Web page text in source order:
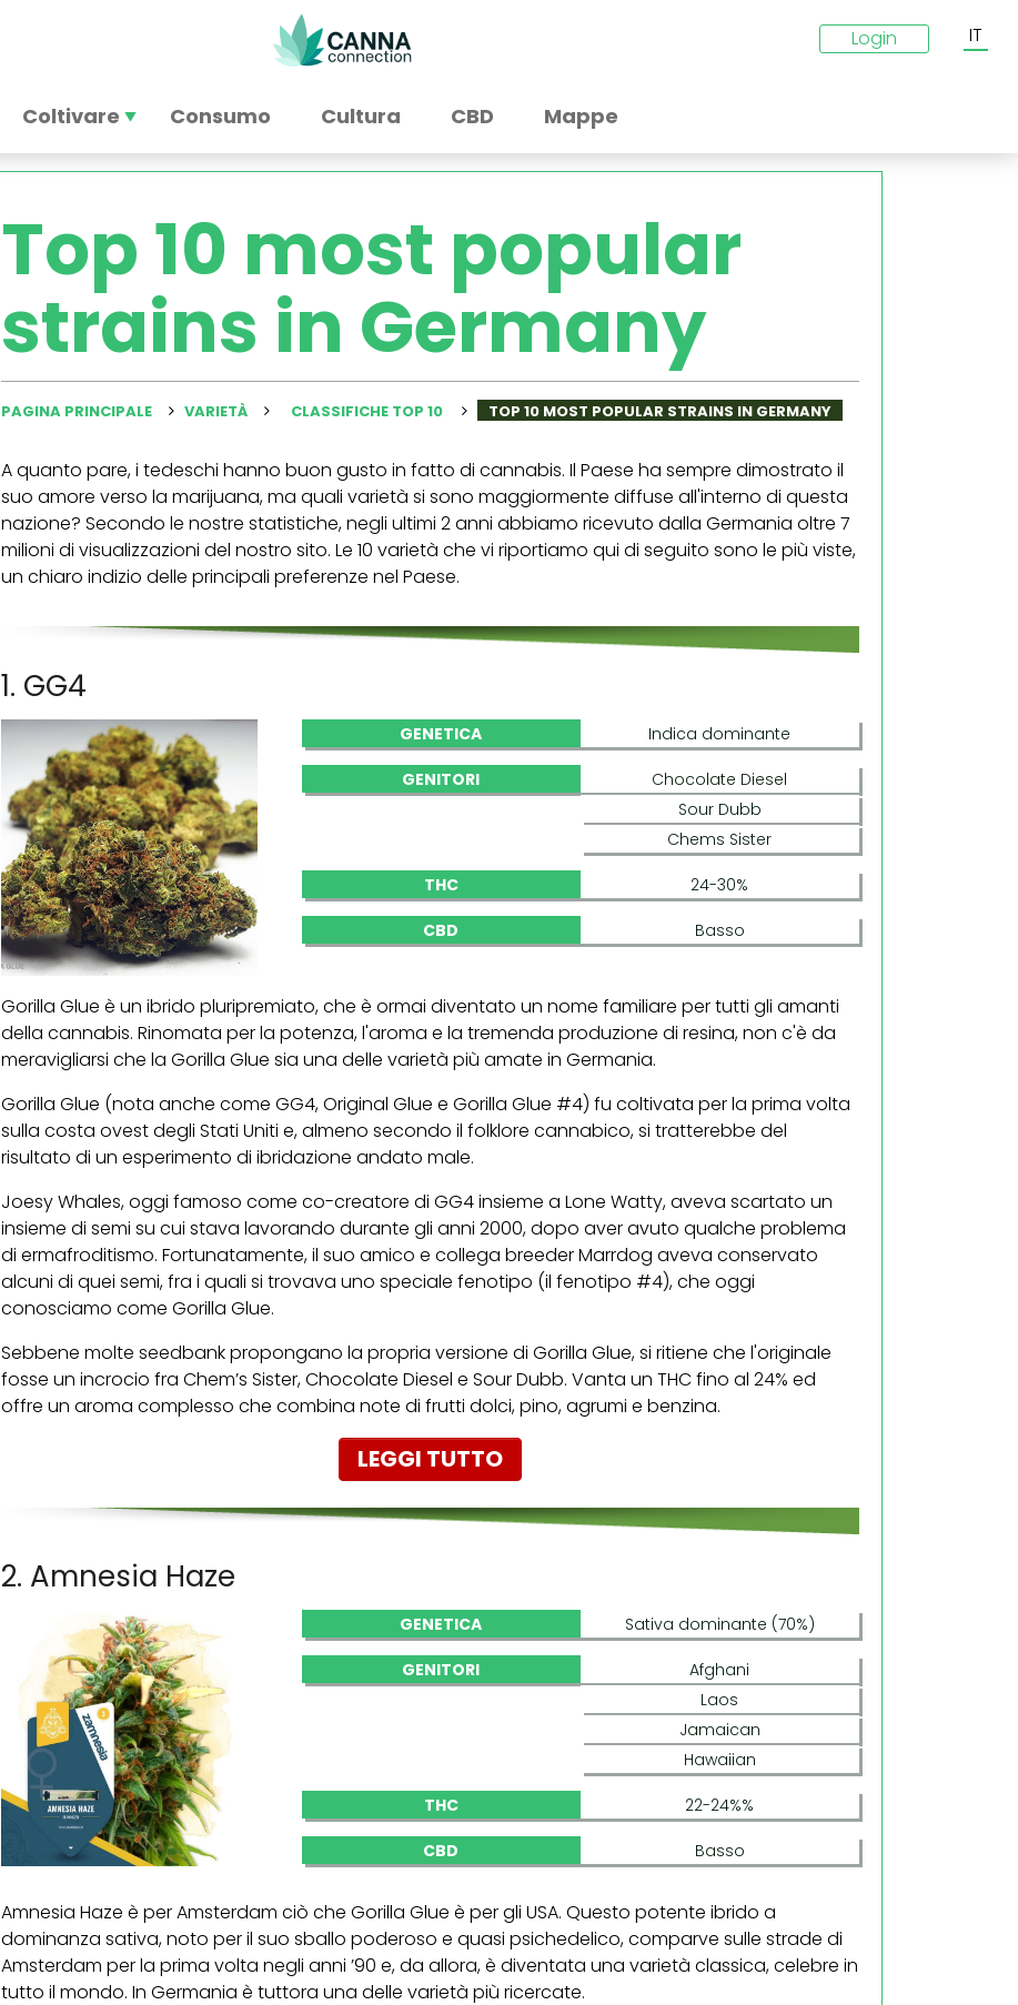
Login IT
Coltivare Consumo Cultura CBD Mappe
Top 10 most popular
strains in Germany
PAGINA PRINCIPALE VARIETÀ CLASSIFICHE TOP 10 TOP 10 MOST POPULAR STRAINS IN GERMANY
A quanto pare, i tedeschi hanno buon gusto in fatto di cannabis. Il Paese ha sempre dimostrato il
suo amore verso la marijuana, ma quali varietà si sono maggiormente diffuse all'interno di questa
nazione? Secondo le nostre statistiche, negli ultimi 2 anni abbiamo ricevuto dalla Germania oltre 7
milioni di visualizzazioni del nostro sito. Le 10 varietà che vi riportiamo qui di seguito sono le più viste,
un chiaro indizio delle principali preferenze nel Paese.
1. GG4
GENETICA Indica dominante
GENITORI
Chocolate Diesel
Sour Dubb
Chems Sister
THC 24-30%
CBD Basso
Gorilla Glue è un ibrido pluripremiato, che è ormai diventato un nome familiare per tutti gli amanti
della cannabis. Rinomata per la potenza, l'aroma e la tremenda produzione di resina, non c'è da
meravigliarsi che la Gorilla Glue sia una delle varietà più amate in Germania.
Gorilla Glue (nota anche come GG4, Original Glue e Gorilla Glue #4) fu coltivata per la prima volta
sulla costa ovest degli Stati Uniti e, almeno secondo il folklore cannabico, si tratterebbe del
risultato di un esperimento di ibridazione andato male.
Joesy Whales, oggi famoso come co-creatore di GG4 insieme a Lone Watty, aveva scartato un
insieme di semi su cui stava lavorando durante gli anni 2000, dopo aver avuto qualche problema
di ermafroditismo. Fortunatamente, il suo amico e collega breeder Marrdog aveva conservato
alcuni di quei semi, fra i quali si trovava uno speciale fenotipo (il fenotipo #4), che oggi
conosciamo come Gorilla Glue.
Sebbene molte seedbank propongano la propria versione di Gorilla Glue, si ritiene che l'originale
fosse un incrocio fra Chem’s Sister, Chocolate Diesel e Sour Dubb. Vanta un THC fino al 24% ed
offre un aroma complesso che combina note di frutti dolci, pino, agrumi e benzina.
LEGGI TUTTO
2. Amnesia Haze
GENETICA Sativa dominante (70%)
GENITORI
Afghani
Laos
Jamaican
Hawaiian
THC 22-24%%
CBD Basso
Amnesia Haze è per Amsterdam ciò che Gorilla Glue è per gli USA. Questo potente ibrido a
dominanza sativa, noto per il suo sballo poderoso e quasi psichedelico, comparve sulle strade di
Amsterdam per la prima volta negli anni ’90 e, da allora, è diventata una varietà classica, celebre in
tutto il mondo. In Germania è tuttora una delle varietà più ricercate.